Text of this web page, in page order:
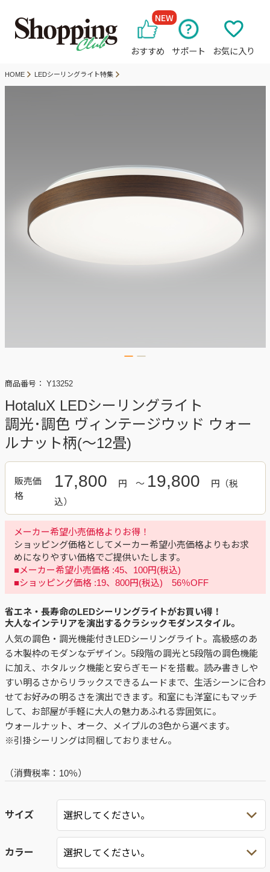
おすすめ
NEW
サポート お気に入り
HOME LEDシーリングライト特集
商品番号： Y13252
HotaluX LEDシーリングライト
調光･調色 ヴィンテージウッド ウォー
ルナット柄(～12畳)
販売価
格
17,800 円 ～ 19,800 円
メーカー希望小売価格よりお得！
ショッピング価格としてメーカー希望小売価格よりもお求
めになりやすい価格でご提供いたします。
■メーカー希望小売価格 :45、100円(税込)
■ショッピング価格 :19、800円(税込) 56％OFF
省エネ・長寿命のLEDシーリングライトがお買い得！
大人なインテリアを演出するクラシックモダンスタイル。
人気の調色・調光機能付きLEDシーリングライト。高級感のあ
る木製枠のモダンなデザイン。5段階の調光と5段階の調色機能
に加え、ホタルック機能と安らぎモードを搭載。読み書きしや
すい明るさからリラックスできるムードまで、生活シーンに合わ
せてお好みの明るさを演出できます。和室にも洋室にもマッチ
して、お部屋が手軽に大人の魅力あふれる雰囲気に。
ウォールナット、オーク、メイプルの3色から選べます。
※引掛シーリングは同梱しておりません。
（消費税率： 10％）
サイズ
カラー